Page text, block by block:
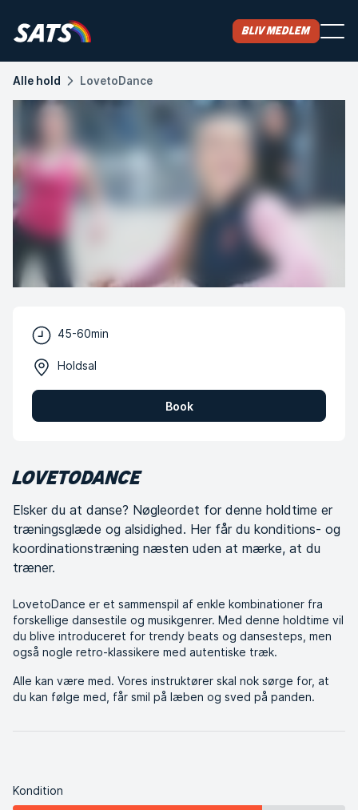
Bliv medlem
Alle hold LovetoDance
45-60min
Holdsal
Book
LOVETODANCE
Elsker du at danse? Nøgleordet for denne holdtime er
træningsglæde og alsidighed. Her får du konditions- og
koordinationstræning næsten uden at mærke, at du
træner.
LovetoDance er et sammenspil af enkle kombinationer fra
forskellige dansestile og musikgenrer. Med denne holdtime vil
du blive introduceret for trendy beats og dansesteps, men
også nogle retro-klassikere med autentiske træk.
Alle kan være med. Vores instruktører skal nok sørge for, at
du kan følge med, får smil på læben og sved på panden.
Kondition